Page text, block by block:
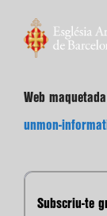
Web
unmon-
Subscriu-te